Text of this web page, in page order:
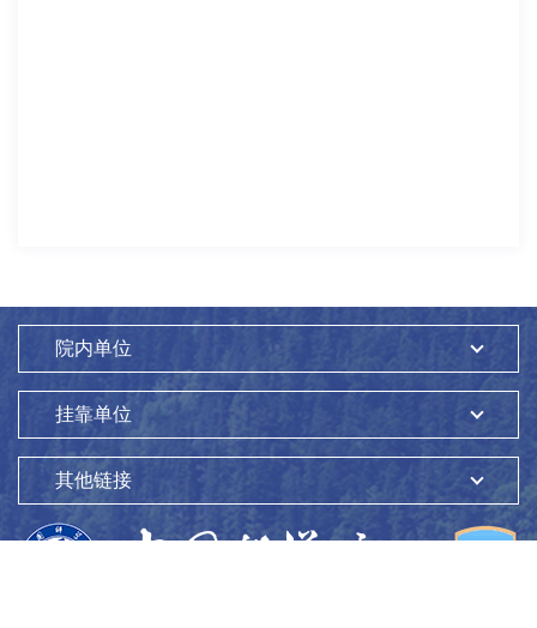
院内单位
挂靠单位
其他链接